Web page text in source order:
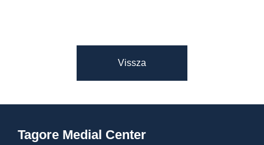
Vissza
Tagore Medial Center